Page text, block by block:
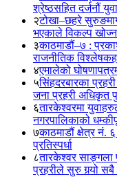
श्रेष्ठसहित दर्जनौं
२टोखा–छहरे
भएकाले विकल्प
३काठमाडौं–७ :
राजनीतिक
४एमालेको
५सिंहदरबारका
जना प्रहरी अधिकृत
६तारकेश्वरमा
नगरपालिकाको
७काठमाडौं क्षेत्र नं.
प्रतिस्पर्धा
८तारकेश्वर साङ्गला
प्रहरीले सुरु गर्‍यो